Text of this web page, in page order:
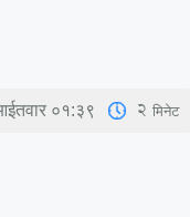
०१:३९ 2 मिनेट